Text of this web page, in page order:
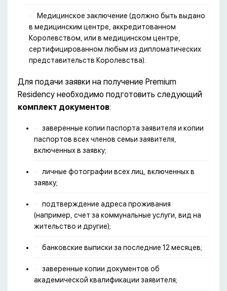
Медицинское заключение (должно быть выдано
в медицинским центре, аккредитованном
Королевством, или в медицинском центре,
сертифицированном любым из дипломатических
представительств Королевства).
Для подачи заявки на получение Premium
Residency необходимо подготовить следующий
комплект документов:
заверенные копии паспорта заявителя и копии
паспортов всех членов семьи заявителя,
включенных в заявку;
личные фотографии всех лиц, включенных в
заявку;
подтверждение адреса проживания
(например, счет за коммунальные услуги, вид на
жительство и другие);
банковские выписки за последние 12 месяцев;
заверенные копии документов об
академической квалификации заявителя;